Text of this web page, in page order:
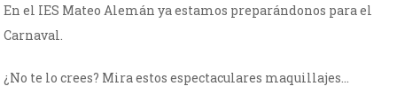
En el IES Mateo Alemán ya estamos preparándonos para el
Carnaval.
¿No te lo crees? Mira estos espectaculares maquillajes…